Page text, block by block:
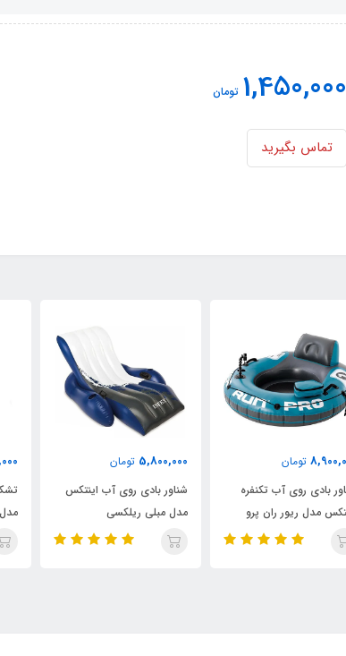
1,450,000 تومان
تماس بگیرید
5,800,000
شناور بادی روی آب اینتکس
مدل مبلی ریلکسی
945,000
تشک بادی روی آب اینتکس
مدل تکنفره گل دار